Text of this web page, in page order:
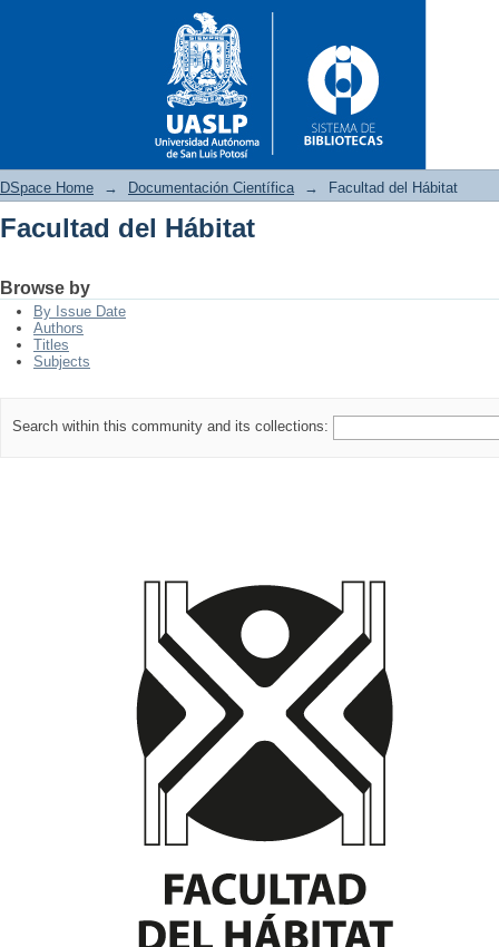
DSpace Home → Documentación Científica → Facultad del Hábitat
Facultad del Hábitat
Browse by
By Issue Date
Authors
Titles
Subjects
Search within this community and its collections: